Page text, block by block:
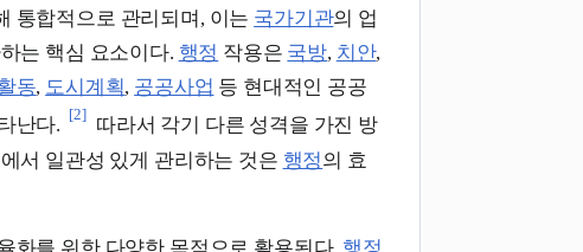
통합적으로 관리되며, 이는 국가기관의 업
는 핵심 요소이다. 행정 작용은 국방, 치안,
동, 도시계획, 공공사업 등 현대적인 공공
난다.
[2]
따라서 각기 다른 성격을 가진 방
서 일관성 있게 관리하는 것은 행정의 효
화를 위한 다양한 목적으로 활용된다. 행정